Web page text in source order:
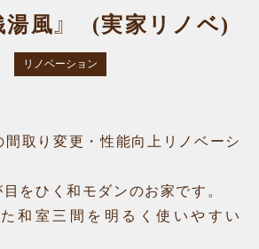
湯風』 (実家リノベ)
リノベーション
間取り変更・性能向上リノベーシ
をひく和モダンのお家です。
和室三間を明るく使いやすい